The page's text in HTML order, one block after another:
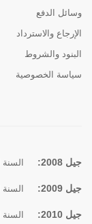
وسائل الدفع
الإرجاع والاسترداد
البنود والشروط
سياسة الخصوصية
جيل 2008: السنة
جيل 2009: السنة
جيل 2010: السنة